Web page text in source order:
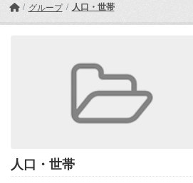
グループ 人口・世帯
人口・世帯